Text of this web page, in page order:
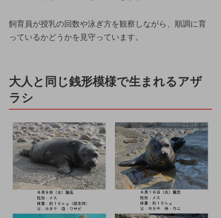
飼育員が授乳の回数や泳ぎ方を観察しながら、順調に育
っているかどうかを見守っています。
大人と同じ銭形模様で生まれるアザ
ラシ